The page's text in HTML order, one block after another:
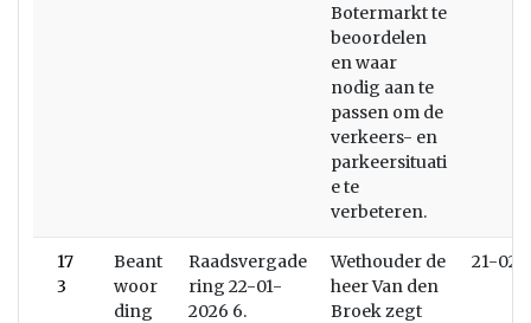
Botermarkt te
beoordelen
en waar
nodig aan te
passen om de
verkeers- en
parkeersituati
e te
verbeteren.
17
3
Beant
woor
ding
Raadsvergade
ring 22-01-
2026 6.
Wethouder de
heer Van den
Broek zegt
21-02-